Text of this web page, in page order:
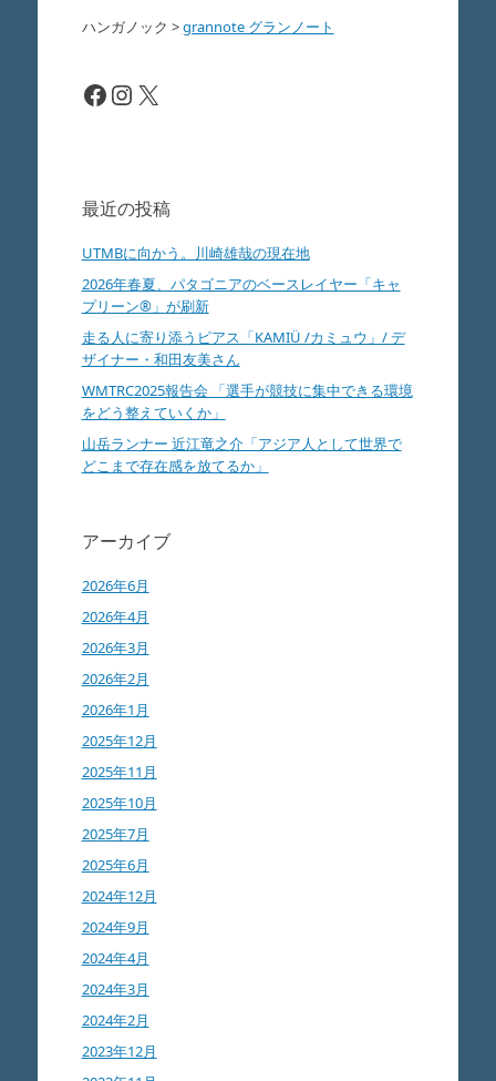
ハンガノック >grannote グランノート
Facebook
Instagram
X
最近の投稿
UTMBに向かう。川崎雄哉の現在地
2026年春夏、パタゴニアのベースレイヤー「キャ
プリーン®」が刷新
走る人に寄り添うピアス「KAMIÜ /カミュウ」/ デ
ザイナー・和田友美さん
WMTRC2025報告会 「選手が競技に集中できる環境
をどう整えていくか」
山岳ランナー 近江竜之介「アジア人として世界で
どこまで存在感を放てるか」
アーカイブ
2026年6月
2026年4月
2026年3月
2026年2月
2026年1月
2025年12月
2025年11月
2025年10月
2025年7月
2025年6月
2024年12月
2024年9月
2024年4月
2024年3月
2024年2月
2023年12月